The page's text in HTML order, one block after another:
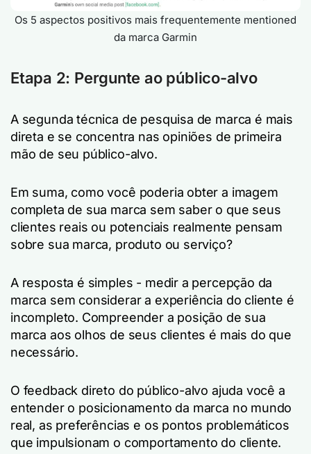
Os 5 aspectos positivos mais frequentemente mentioned
da marca Garmin
Etapa 2: Pergunte ao público-alvo
A segunda técnica de pesquisa de marca é mais
direta e se concentra nas opiniões de primeira
mão de seu público-alvo.
Em suma, como você poderia obter a imagem
completa de sua marca sem saber o que seus
clientes reais ou potenciais realmente pensam
sobre sua marca, produto ou serviço?
A resposta é simples - medir a percepção da
marca sem considerar a experiência do cliente é
incompleto. Compreender a posição de sua
marca aos olhos de seus clientes é mais do que
necessário.
O feedback direto do público-alvo ajuda você a
entender o posicionamento da marca no mundo
real, as preferências e os pontos problemáticos
que impulsionam o comportamento do cliente.